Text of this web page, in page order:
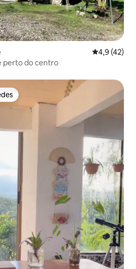
4,9 de uma
4,9 (42)
perto do centro
dos hóspedes